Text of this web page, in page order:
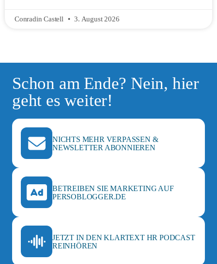
Conradin Castell 3. August 2026
Schon am Ende? Nein, hier
geht es weiter!
NICHTS MEHR VERPASSEN &
NEWSLETTER ABONNIEREN
BETREIBEN SIE MARKETING AUF
PERSOBLOGGER.DE
JETZT IN DEN KLARTEXT HR PODCAST
REINHÖREN